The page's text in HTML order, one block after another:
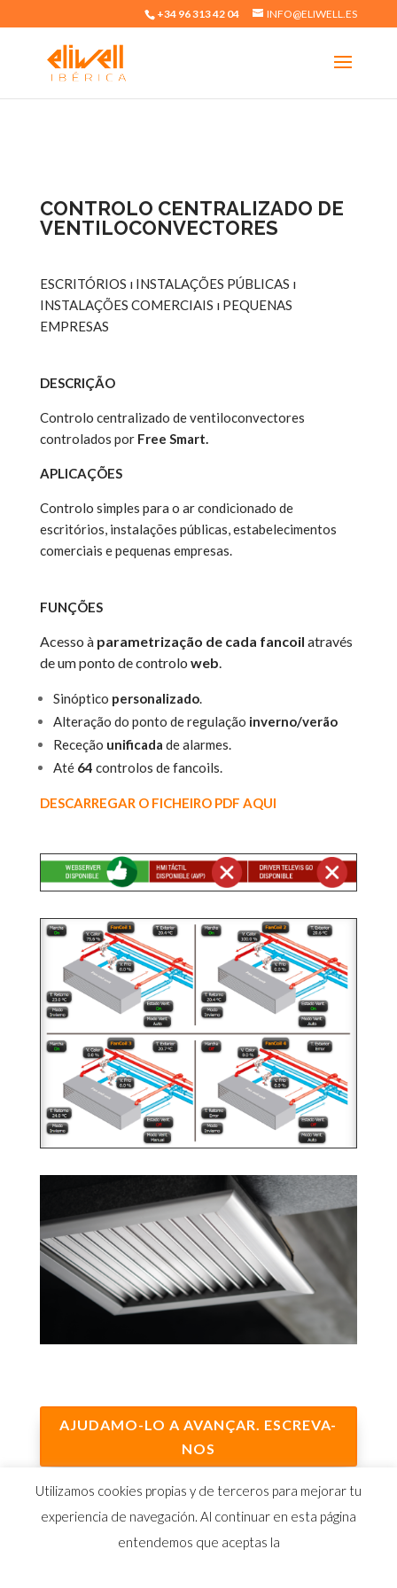
+34 96 313 42 04 INFO@ELIWELL.ES
CONTROLO CENTRALIZADO DE
VENTILOCONVECTORES
ESCRITÓRIOS ı INSTALAÇÕES PÚBLICAS ı
INSTALAÇÕES COMERCIAIS ı PEQUENAS
EMPRESAS
DESCRIÇÃO
Controlo centralizado de ventiloconvectores
controlados por Free Smart.
APLICAÇÕES
Controlo simples para o ar condicionado de
escritórios, instalações públicas, estabelecimentos
comerciais e pequenas empresas.
FUNÇÕES
Acesso à parametrização de cada fancoil através
de um ponto de controlo web.
Sinóptico personalizado.
Alteração do ponto de regulação inverno/verão
Receção unificada de alarmes.
Até 64 controlos de fancoils.
DESCARREGAR O FICHEIRO PDF AQUI
AJUDAMO-LO A AVANÇAR. ESCREVA-
NOS
Utilizamos cookies propias y de terceros para mejorar tu
experiencia de navegación. Al continuar en esta página
entendemos que aceptas la